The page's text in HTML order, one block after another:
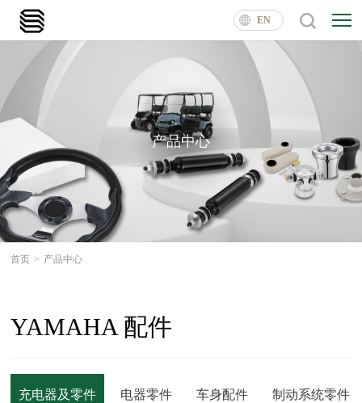
EN
产品中心
首页 > 产品中心
YAMAHA 配件
充电器及零件 电器零件 车身配件 制动系统零件